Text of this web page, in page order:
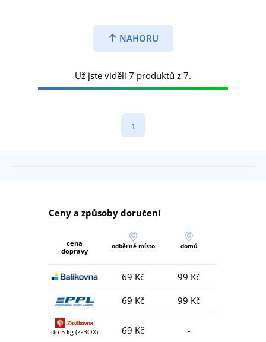
NAHORU
Už jste viděli 7 produktů z 7.
1
Ceny a způsoby doručení
cena
dopravy
odběrné místo domů
69 Kč
99 Kč
69 Kč
99 Kč
do 5 kg (Z-BOX) 69 Kč -